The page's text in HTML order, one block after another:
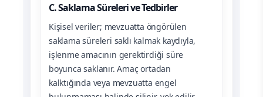
C. Saklama Süreleri ve Tedbirler
Kişisel veriler; mevzuatta öngörülen
saklama süreleri saklı kalmak kaydıyla,
işlenme amacının gerektirdiği süre
boyunca saklanır. Amaç ortadan
kalktığında veya mevzuatta engel